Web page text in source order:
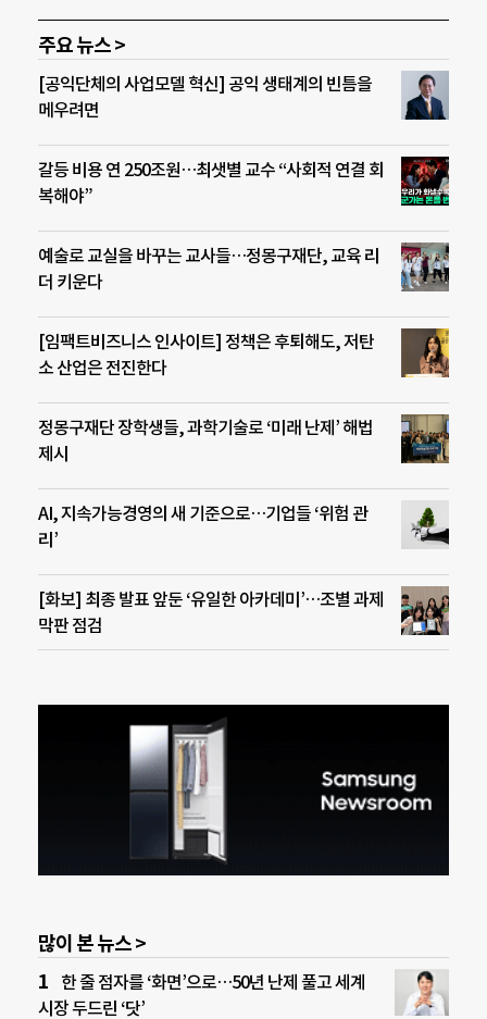
주요 뉴스 >
[공익단체의 사업모델 혁신] 공익 생태계의 빈틈을
메우려면
갈등 비용 연 250조원…최샛별 교수 “사회적 연결 회
복해야”
예술로 교실을 바꾸는 교사들…정몽구재단, 교육 리
더 키운다
[임팩트비즈니스 인사이트] 정책은 후퇴해도, 저탄
소 산업은 전진한다
정몽구재단 장학생들, 과학기술로 ‘미래 난제’ 해법
제시
AI, 지속가능경영의 새 기준으로…기업들 ‘위험 관
리’
[화보] 최종 발표 앞둔 ‘유일한 아카데미’…조별 과제
막판 점검
많이 본 뉴스 >
한 줄 점자를 ‘화면’으로…50년 난제 풀고 세계
시장 두드린 ‘닷’